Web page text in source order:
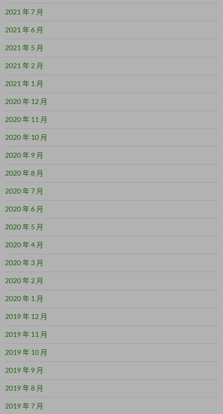
2021 年 7 月
2021 年 6 月
2021 年 5 月
2021 年 2 月
2021 年 1 月
2020 年 12 月
2020 年 11 月
2020 年 10 月
2020 年 9 月
2020 年 8 月
2020 年 7 月
2020 年 6 月
2020 年 5 月
2020 年 4 月
2020 年 3 月
2020 年 2 月
2020 年 1 月
2019 年 12 月
2019 年 11 月
2019 年 10 月
2019 年 9 月
2019 年 8 月
2019 年 7 月